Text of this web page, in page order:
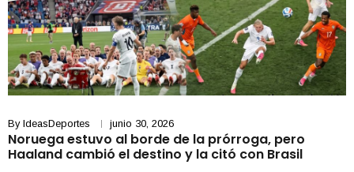
By IdeasDeportes junio 30, 2026
Noruega estuvo al borde de la prórroga, pero
Haaland cambió el destino y la citó con Brasil